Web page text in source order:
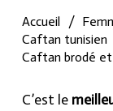
Accueil /
Caftan tunisien
C’est le